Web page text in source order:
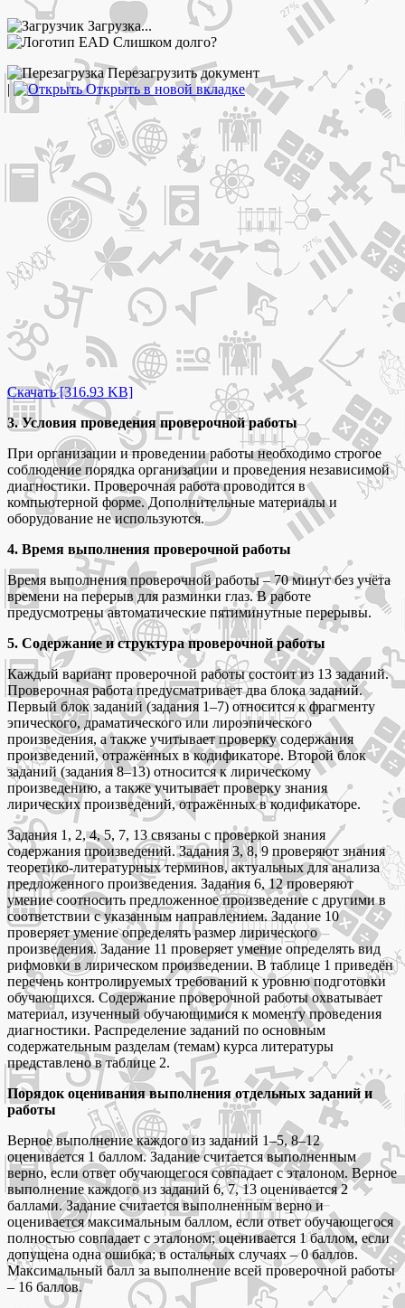
Загрузка...
Слишком долго?
Перезагрузить документ
|
Открыть в новой вкладке
Скачать [316.93 KB]
3. Условия проведения проверочной работы
При организации и проведении работы необходимо строгое
соблюдение порядка организации и проведения независимой
диагностики. Проверочная работа проводится в
компьютерной форме. Дополнительные материалы и
оборудование не используются.
4. Время выполнения проверочной работы
Время выполнения проверочной работы – 70 минут без учёта
времени на перерыв для разминки глаз. В работе
предусмотрены автоматические пятиминутные перерывы.
5. Содержание и структура проверочной работы
Каждый вариант проверочной работы состоит из 13 заданий.
Проверочная работа предусматривает два блока заданий.
Первый блок заданий (задания 1–7) относится к фрагменту
эпического, драматического или лироэпического
произведения, а также учитывает проверку содержания
произведений, отражённых в кодификаторе. Второй блок
заданий (задания 8–13) относится к лирическому
произведению, а также учитывает проверку знания
лирических произведений, отражённых в кодификаторе.
Задания 1, 2, 4, 5, 7, 13 связаны с проверкой знания
содержания произведений. Задания 3, 8, 9 проверяют знания
теоретико-литературных терминов, актуальных для анализа
предложенного произведения. Задания 6, 12 проверяют
умение соотносить предложенное произведение с другими в
соответствии с указанным направлением. Задание 10
проверяет умение определять размер лирического
произведения. Задание 11 проверяет умение определять вид
рифмовки в лирическом произведении. В таблице 1 приведён
перечень контролируемых требований к уровню подготовки
обучающихся. Содержание проверочной работы охватывает
материал, изученный обучающимися к моменту проведения
диагностики. Распределение заданий по основным
содержательным разделам (темам) курса литературы
представлено в таблице 2.
Порядок оценивания выполнения отдельных заданий и
работы
Верное выполнение каждого из заданий 1–5, 8–12
оценивается 1 баллом. Задание считается выполненным
верно, если ответ обучающегося совпадает с эталоном. Верное
выполнение каждого из заданий 6, 7, 13 оценивается 2
баллами. Задание считается выполненным верно и
оценивается максимальным баллом, если ответ обучающегося
полностью совпадает с эталоном; оценивается 1 баллом, если
допущена одна ошибка; в остальных случаях – 0 баллов.
Максимальный балл за выполнение всей проверочной работы
– 16 баллов.